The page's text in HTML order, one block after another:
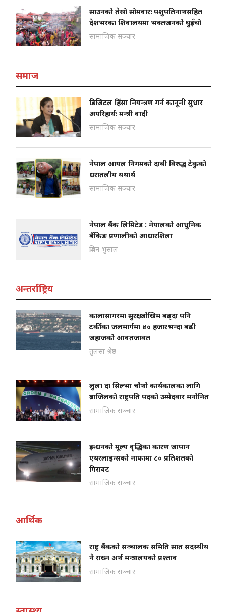
साउनको तेस्रो सोमवारः पशुपतिनाथसहित
देशभरका शिवालयमा भक्तजनको घुइँचो
सामाजिक सञ्चार
समाज
डिजिटल हिंसा नियन्त्रण गर्न कानूनी सुधार
अपरिहार्यः मन्त्री वादी
सामाजिक सञ्चार
नेपाल आयल निगमको दाबी विरुद्ध टेकुको
धरातलीय यथार्थ
सामाजिक सञ्चार
नेपाल बैंक लिमिटेड : नेपालको आधुनिक
बैंकिङ प्रणालीको आधारशिला
प्रबिन भुसाल
अन्तर्राष्ट्रिय
कालासागरमा सुरक्षा जोखिम बढ्दा पनि
टर्कीका जलमार्गमा ४० हजारभन्दा बढी
जहाजको आवतजावत
तुलसा श्रेष्ठ
लुला दा सिल्भा चौथो कार्यकालका लागि
ब्राजिलको राष्ट्रपति पदको उम्मेदवार मनोनित
सामाजिक सञ्चार
इन्धनको मूल्य वृद्धिका कारण जापान
एयरलाइन्सको नाफामा ८० प्रतिशतको
गिरावट
सामाजिक सञ्चार
आर्थिक
राष्ट्र बैंकको सञ्चालक समिति सात सदस्यीय
नै राख्न अर्थ मन्त्रालयको प्रश्ताव
सामाजिक सञ्चार